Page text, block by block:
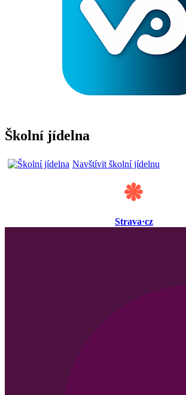
Školní jídelna
Navštívit školní jídelnu
Strava·cz